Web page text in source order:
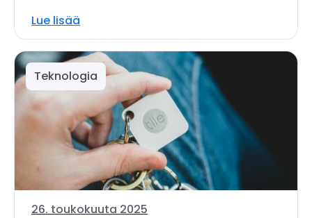
Lue lisää
Teknologia
26. toukokuuta 2025